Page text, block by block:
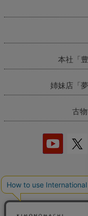
本社「
姉妹店「
古
当店の偽サイトにご注意
商品の無断販売・転売の